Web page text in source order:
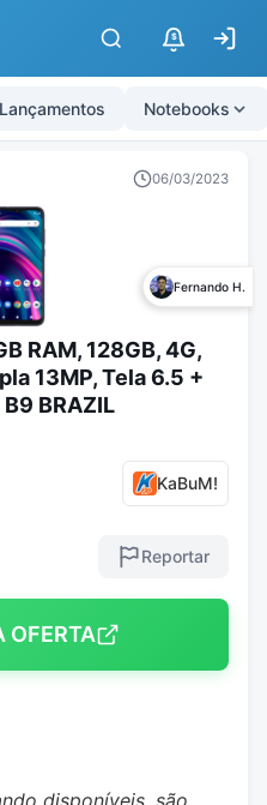
$
Lançamentos Notebooks
06/03/2023
Fernando H.
RAM, 128GB, 4G,
13MP, Tela 6.5 +
BRAZIL
KaBuM!
Reportar
OFERTA
disponíveis, são